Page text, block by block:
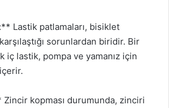
Lastik patlamaları, bisiklet
sorunlardan biridir. Bir
iç lastik, pompa ve yamanız için
kopması durumunda, zinciri